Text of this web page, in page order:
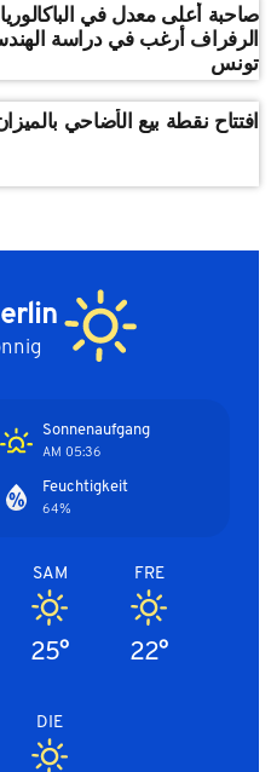
صاحبة أعلى معدل في
الرفراف أرغب في دراسة
تونس
افتتاح نقطة بيع الأضاحي
Sonnenaufgang
05:36 AM
Feuchtigkeit
64%
FRE
22°
SAM
25°
DIE